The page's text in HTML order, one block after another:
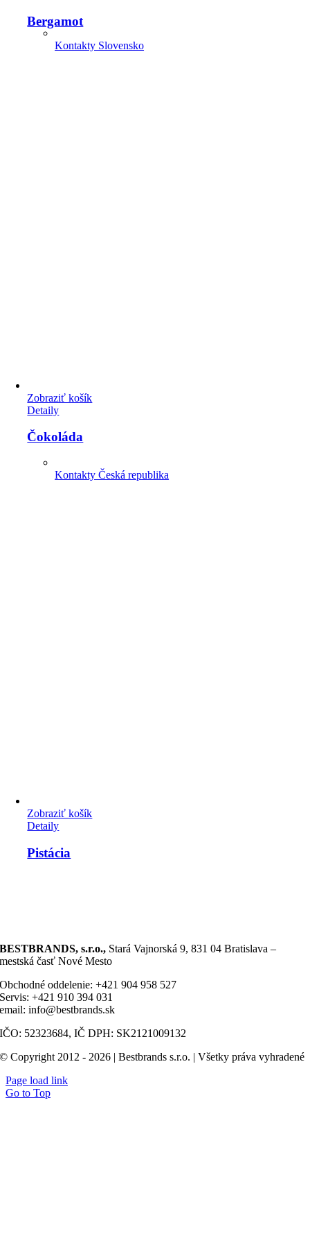
Kontakty Slovensko
Kontakty Česká republika
Bergamot
Zobraziť košík
Detaily
Čokoláda
Zobraziť košík
Detaily
Pistácia
BESTBRANDS, s.r.o., Stará Vajnorská 9, 831 04 Bratislava –
mestská časť Nové Mesto
Obchodné oddelenie: +421 904 958 527
Servis: +421 910 394 031
email: info@bestbrands.sk
IČO: 52323684, IČ DPH: SK2121009132
© Copyright 2012 - 2026 | Bestbrands s.r.o. | Všetky práva vyhradené
Page load link
Go to Top